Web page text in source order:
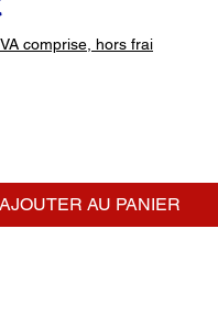
Prix
comprise, hors frai
AJOUTER AU PANIER